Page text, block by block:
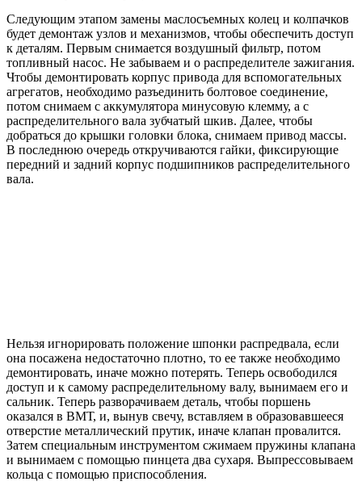
Следующим этапом замены маслосъемных колец и колпачков
будет демонтаж узлов и механизмов, чтобы обеспечить доступ
к деталям. Первым снимается воздушный фильтр, потом
топливный насос. Не забываем и о распределителе зажигания.
Чтобы демонтировать корпус привода для вспомогательных
агрегатов, необходимо разъединить болтовое соединение,
потом снимаем с аккумулятора минусовую клемму, а с
распределительного вала зубчатый шкив. Далее, чтобы
добраться до крышки головки блока, снимаем привод массы.
В последнюю очередь откручиваются гайки, фиксирующие
передний и задний корпус подшипников распределительного
вала.
Нельзя игнорировать положение шпонки распредвала, если
она посажена недостаточно плотно, то ее также необходимо
демонтировать, иначе можно потерять. Теперь освободился
доступ и к самому распределительному валу, вынимаем его и
сальник. Теперь разворачиваем деталь, чтобы поршень
оказался в ВМТ, и, вынув свечу, вставляем в образовавшееся
отверстие металлический прутик, иначе клапан провалится.
Затем специальным инструментом сжимаем пружины клапана
и вынимаем с помощью пинцета два сухаря. Выпрессовываем
кольца с помощью приспособления.